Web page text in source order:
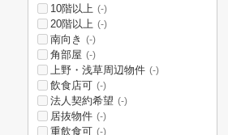
10階以上 (-)
20階以上 (-)
南向き (-)
角部屋 (-)
上野・浅草周辺物件 (-)
飲食店可 (-)
法人契約希望 (-)
居抜物件 (-)
重飲食可 (-)